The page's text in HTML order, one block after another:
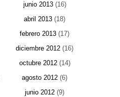
junio 2013(16)
abril 2013 (18)
febrero 2013 (17)
diciembre 2012 (16)
octubre 2012(14)
agosto 2012 (6)
junio 2012 (9)